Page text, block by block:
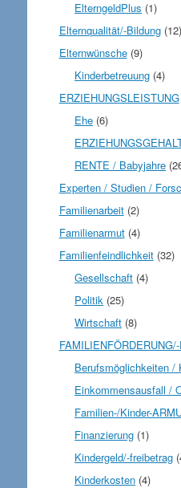
ElterngeldPlus (1)
Elternqualität/-Bildung(12)
Elternwünsche(9)
Kinderbetreuung (4)
ERZIEHUNGSLEISTUNG
Ehe (6)
RENTE / Babyjahre
Experten / Studien /
Familienarbeit(2)
Familienarmut(4)
Familienfeindlichkeit(32)
Gesellschaft (4)
Politik (25)
Wirtschaft (8)
Berufsmöglichkeiten /
Einkommensausfall /
Familien-/Kinder-
Finanzierung (1)
Kindergeld/-freibetrag
Kinderkosten (4)